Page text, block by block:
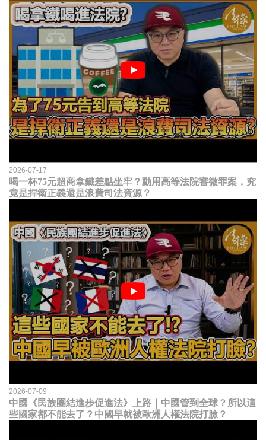
2026-07-17
喝一杯75元超商拿鐵差點坐牢？動用高等法院審微罪案，究
竟是捍衛正義還是浪費司法資源？
2026-07-09
中國《民族團結進步促進法》上路｜中國管到全球？所以這
些國家都不能去了？中國早就被歐洲人權法院打臉？